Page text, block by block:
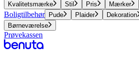
Kvalitetsmærke
Stil Pris Mærker
Boligtilbehør Pude Plaider Dekoration
Børneværelse
Prøvekassen